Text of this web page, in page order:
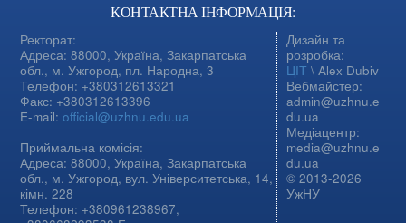
КОНТАКТНА ІНФОРМАЦІЯ:
Ректорат:
Адреса: 88000, Україна, Закарпатська
обл., м. Ужгород, пл. Народна, 3
Телефон: +380312613321
Факс: +380312613396
E-mail:official@uzhnu.edu.ua
Приймальна комісія:
Адреса: 88000, Україна, Закарпатська
обл., м. Ужгород, вул. Університетська, 14,
кімн. 228
Телефон: +380961238967,
Дизайн та
розробка:
ЦІТ \ Alex Dubiv
Вебмайстер:
admin@uzhnu.e
du.ua
Медіацентр:
media@uzhnu.e
du.ua
© 2013-2026
УжНУ